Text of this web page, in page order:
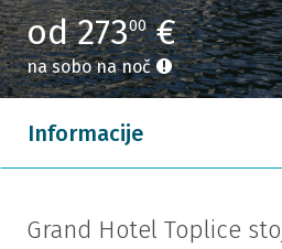
od 27300€
na sobo na noč
Informacije
Grand Hotel Toplice